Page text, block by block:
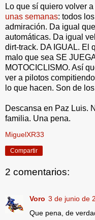
Lo que sí quiero volver
unas semanas: todos
admiración. Da igual
automáticas. Da igual
dirt-track. DA IGUAL. El
malo que sea SE
MOTOCICLISMO. Así
ver a pilotos
lo que hacen. Son de
Descansa en Paz Luis.
familia. Una pena.
MiguelXR33
Compartir
2 comentarios:
Voro 3 de junio de
Que pena, de